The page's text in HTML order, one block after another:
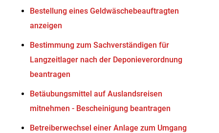
Bestellung eines Geldwäschebeauftragten
anzeigen
Bestimmung zum Sachverständigen für
Langzeitlager nach der Deponieverordnung
beantragen
Betäubungsmittel auf Auslandsreisen
mitnehmen - Bescheinigung beantragen
Betreiberwechsel einer Anlage zum Umgang